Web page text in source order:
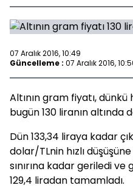
07 Aralık 2016, 10:49
Güncelleme : 07 Aralık 2016,
Altının gram fiyatı, dünkü
bugün 130 liranın altında
Dün 133,34 liraya kadar
dolar/TLnin hızlı
sınırına kadar geriledi ve
129,4 liradan tamamladı.